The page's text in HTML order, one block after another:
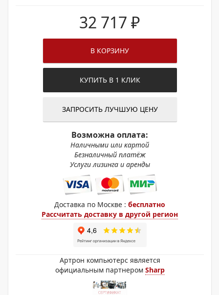
32 717 ₽
В КОРЗИНУ
КУПИТЬ В 1 КЛИК
ЗАПРОСИТЬ ЛУЧШУЮ ЦЕНУ
Возможна оплата:
Наличными или картой
Безналичный платёж
Услуги лизинга и аренды
Доставка по Москве : бесплатно
Рассчитать доставку в другой регион
Артрон компьютерс является
официальным партнером Sharp